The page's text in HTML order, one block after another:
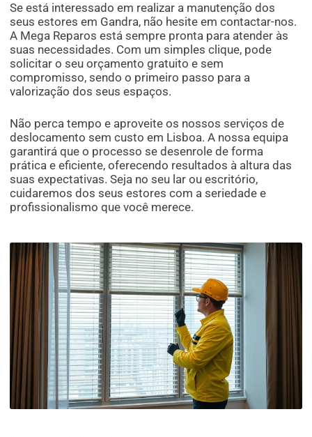
Se está interessado em realizar a manutenção dos
seus estores em Gandra, não hesite em contactar-nos.
A Mega Reparos está sempre pronta para atender às
suas necessidades. Com um simples clique, pode
solicitar o seu orçamento gratuito e sem
compromisso, sendo o primeiro passo para a
valorização dos seus espaços.
Não perca tempo e aproveite os nossos serviços de
deslocamento sem custo em Lisboa. A nossa equipa
garantirá que o processo se desenrole de forma
prática e eficiente, oferecendo resultados à altura das
suas expectativas. Seja no seu lar ou escritório,
cuidaremos dos seus estores com a seriedade e
profissionalismo que você merece.